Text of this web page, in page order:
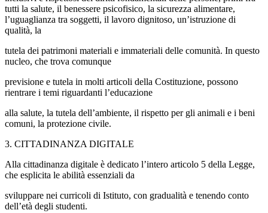
tutti la salute, il benessere psicofisico, la sicurezza alimentare,
l’uguaglianza tra soggetti, il lavoro dignitoso, un’istruzione di
qualità, la
tutela dei patrimoni materiali e immateriali delle comunità. In questo
nucleo, che trova comunque
previsione e tutela in molti articoli della Costituzione, possono
rientrare i temi riguardanti l’educazione
alla salute, la tutela dell’ambiente, il rispetto per gli animali e i beni
comuni, la protezione civile.
3. CITTADINANZA DIGITALE
Alla cittadinanza digitale è dedicato l’intero articolo 5 della Legge,
che esplicita le abilità essenziali da
sviluppare nei curricoli di Istituto, con gradualità e tenendo conto
dell’età degli studenti.